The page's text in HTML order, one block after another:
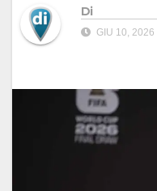
Di
GIU 10, 2026